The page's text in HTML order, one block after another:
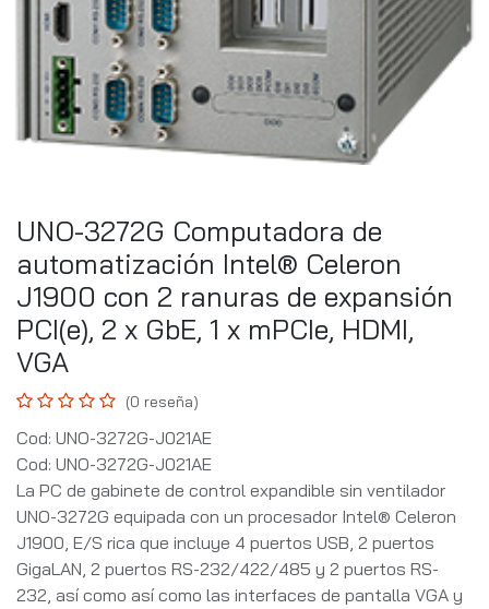
UNO-3272G Computadora de
automatización Intel® Celeron
J1900 con 2 ranuras de expansión
PCI(e), 2 x GbE, 1 x mPCIe, HDMI,
VGA
(0 reseña)
Cod: UNO-3272G-J021AE
Cod: UNO-3272G-J021AE
La PC de gabinete de control expandible sin ventilador
UNO-3272G equipada con un procesador Intel® Celeron
J1900, E/S rica que incluye 4 puertos USB, 2 puertos
GigaLAN, 2 puertos RS-232/422/485 y 2 puertos RS-
232, así como así como las interfaces de pantalla VGA y